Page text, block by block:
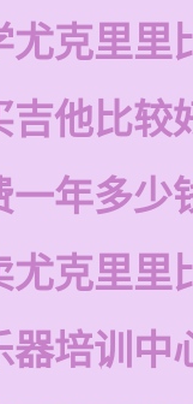
尤克里里
吉他比较
一年多少
尤克里里
器培训中